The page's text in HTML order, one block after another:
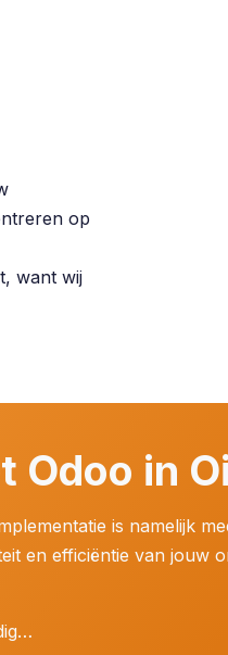
op
want wij
Odoo in
is namelijk
en efficiëntie van jouw